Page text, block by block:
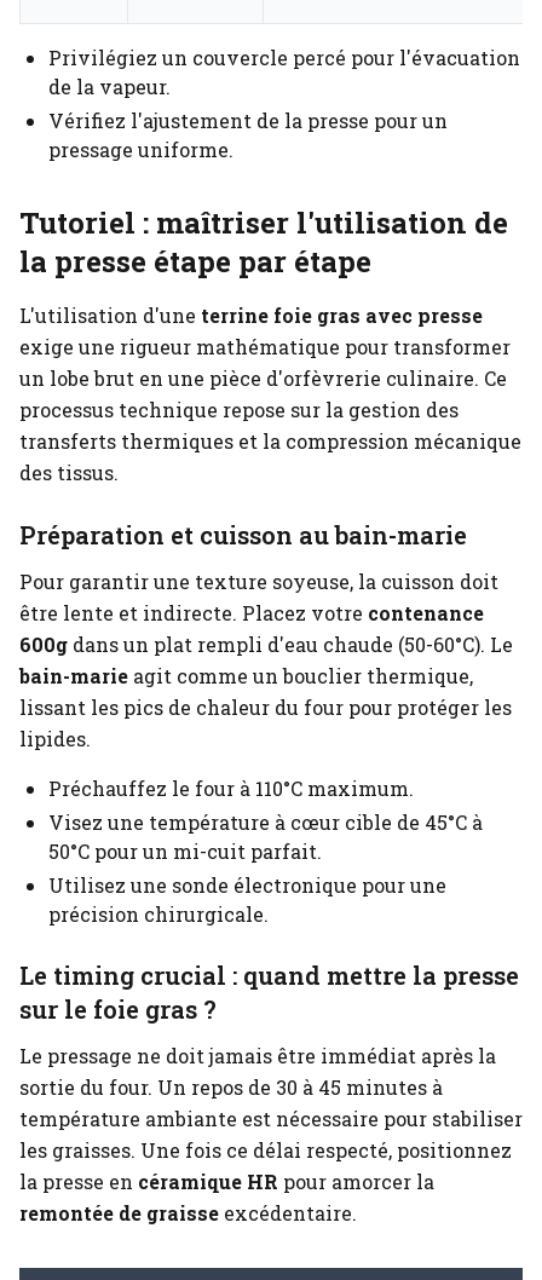
Privilégiez un couvercle percé pour l'évacuation
de la vapeur.
Vérifiez l'ajustement de la presse pour un
pressage uniforme.
Tutoriel : maîtriser l'utilisation de
la presse étape par étape
L'utilisation d'une terrine foie gras avec presse
exige une rigueur mathématique pour transformer
un lobe brut en une pièce d'orfèvrerie culinaire. Ce
processus technique repose sur la gestion des
transferts thermiques et la compression mécanique
des tissus.
Préparation et cuisson au bain-marie
Pour garantir une texture soyeuse, la cuisson doit
être lente et indirecte. Placez votre contenance
600g dans un plat rempli d'eau chaude (50-60°C). Le
bain-marie agit comme un bouclier thermique,
lissant les pics de chaleur du four pour protéger les
lipides.
Préchauffez le four à 110°C maximum.
Visez une température à cœur cible de 45°C à
50°C pour un mi-cuit parfait.
Utilisez une sonde électronique pour une
précision chirurgicale.
Le timing crucial : quand mettre la presse
sur le foie gras ?
Le pressage ne doit jamais être immédiat après la
sortie du four. Un repos de 30 à 45 minutes à
température ambiante est nécessaire pour stabiliser
les graisses. Une fois ce délai respecté, positionnez
la presse en céramique HR pour amorcer la
remontée de graisse excédentaire.